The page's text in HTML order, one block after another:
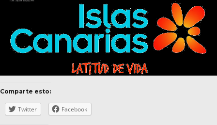
Comparte esto:
Twitter Facebook